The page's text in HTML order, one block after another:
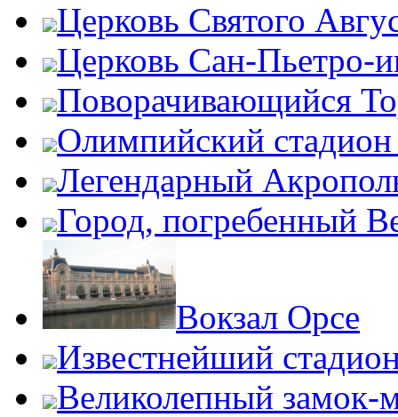
Церковь Святого
Церковь Сан-Пьетро-
Поворачивающийся
Олимпийский
Легендарный
Город, погребенный
Вокзал Орсе
Известнейший
Великолепный